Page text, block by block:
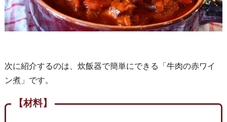
次に紹介するのは、炊飯器で簡単にできる「牛肉の赤ワイ
ン煮」です。
【材料】